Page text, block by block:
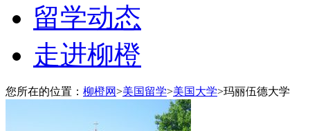
留学动态
走进柳橙
您所在的位置： 柳橙网>美国留学>美国大学>玛丽伍德大学